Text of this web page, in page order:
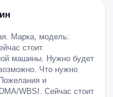
Марка, модель:
стоит
машины. Нужно будет
Что нужно
и
WBSI. Сейчас стоит